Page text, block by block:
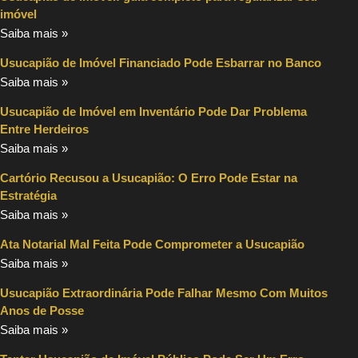
imóvel
Saiba mais »
Usucapião de Imóvel Financiado Pode Esbarrar no Banco
Saiba mais »
Usucapião de Imóvel em Inventário Pode Dar Problema
Entre Herdeiros
Saiba mais »
Cartório Recusou a Usucapião: O Erro Pode Estar na
Estratégia
Saiba mais »
Ata Notarial Mal Feita Pode Comprometer a Usucapião
Saiba mais »
Usucapião Extraordinária Pode Falhar Mesmo Com Muitos
Anos de Posse
Saiba mais »